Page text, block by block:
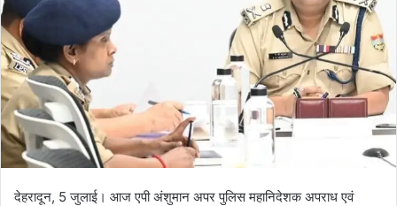
देहरादून, 5 जुलाई। आज एपी अंशुमान अपर पुलिस महानिदेशक अपराध एवं